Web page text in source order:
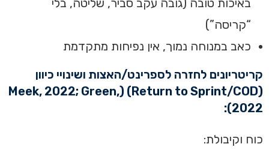
באיכות טובה (גובה עקב סביר, שליטה, בלי
“קריסה”)
כאב במנוחה נמוך, אין נפיחות מתקדמת
קריטריונים לחזרה לספרינט/האצות ושינויי כיוון
(Return to Sprint/COD) (Meek, 2022; Green,
2022):
כוח וקיבולת: